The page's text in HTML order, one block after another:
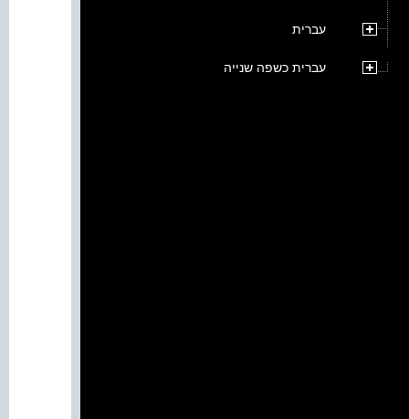
עברית
עברית כשפה שנייה